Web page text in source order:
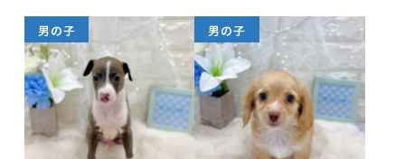
男の子 男の子